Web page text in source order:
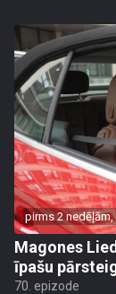
pirms 2
Magones
īpašu
70. epizode